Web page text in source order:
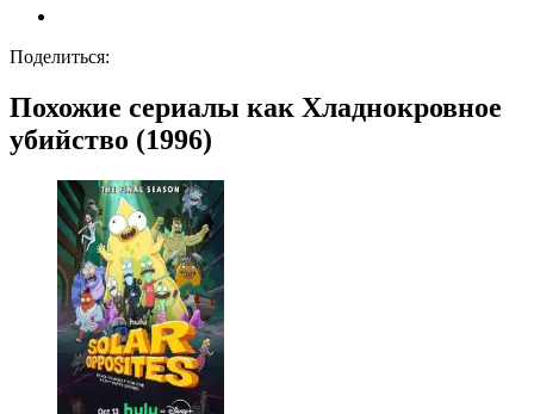
Поделиться:
Похожие сериалы как Хладнокровное
убийство (1996)